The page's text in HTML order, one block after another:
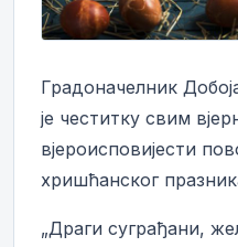
Градоначелник
је честитку свим
вјероисповијести
хришћанског
„Драги суграђани,